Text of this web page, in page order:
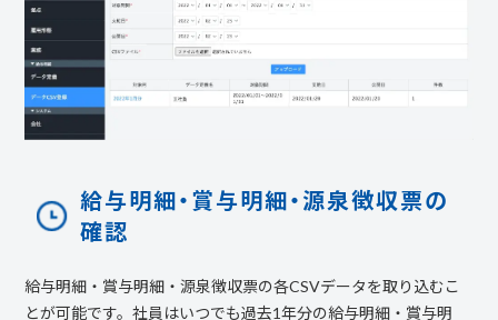
給与明細・賞与明細・源泉徴収票の
確認
給与明細・賞与明細・源泉徴収票の各CSVデータを取り込むこ
とが可能です。社員はいつでも過去1年分の給与明細・賞与明